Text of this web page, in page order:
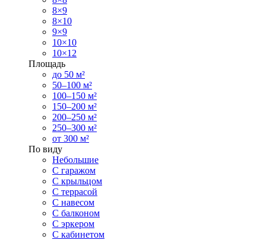
8×9
8×10
9×9
10×10
10×12
Площадь
до 50 м²
50–100 м²
100–150 м²
150–200 м²
200–250 м²
250–300 м²
от 300 м²
По виду
Небольшие
С гаражом
С крыльцом
С террасой
С навесом
С балконом
С эркером
С кабинетом